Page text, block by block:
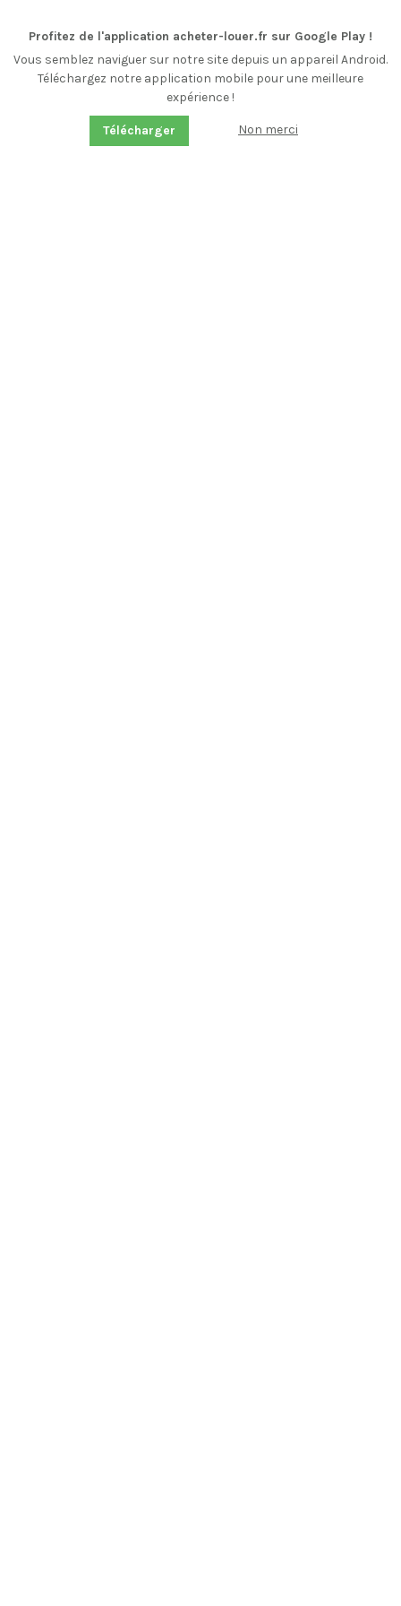
Profitez de l'application acheter-louer.fr sur Google Play !
Vous semblez naviguer sur notre site depuis un appareil Android.
Téléchargez notre application mobile pour une meilleure
expérience !
Télécharger Non merci